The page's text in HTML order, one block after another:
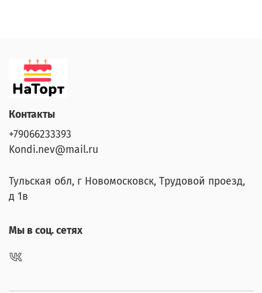
Контакты
+79066233393
Kondi.nev@mail.ru
Тульская обл, г Новомосковск, Трудовой проезд,
д 1в
Мы в соц. сетях